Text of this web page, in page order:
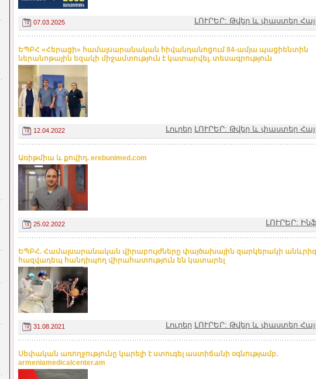
07.03.2025 ԼՈՒՐԵՐ: Թվեր և փաստեր
ԵՊԲՀ «Հերացի» համալսարանական հիվանդանոցում 84-ամյա պացիենտին
ներանոթային եզակի միջամտություն է կատարվել. տեսագրություն
12.04.2022 Լուրեր ԼՈՒՐԵՐ: Թվեր և փաստեր
Առիթմիա և քովիդ. erebunimed.com
25.02.2022 ԼՈՒՐԵՐ:
ԵՊԲՀ. Համալսարանական վիրաբույժները փայծախային զարկերակի
հազվադեպ հանդիպող վիրահատություն են կատարել
31.08.2021 Լուրեր ԼՈՒՐԵՐ: Թվեր և փաստեր
Սեփական առողջությունը կարելի է ստուգել աստիճանի օգնությամբ.
armeniamedicalcenter.am